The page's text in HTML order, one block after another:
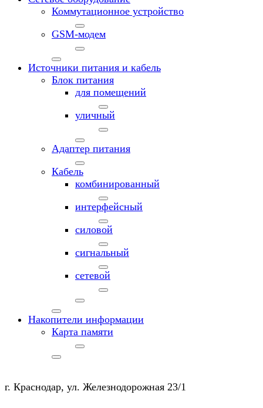
Коммутационное устройство
GSM-модем
Источники питания и кабель
Блок питания
для помещений
уличный
Адаптер питания
Кабель
комбинированный
интерфейсный
силовой
сигнальный
сетевой
Накопители информации
Карта памяти
г. Краснодар, ул. Железнодорожная 23/1